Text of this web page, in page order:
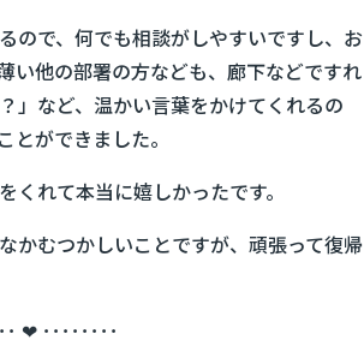
ので、何でも相談がしやすいですし、お
い他の部署の方なども、廊下などですれ
」など、温かい言葉をかけてくれるの
ができました。
れて本当に嬉しかったです。
かむつかしいことですが、頑張って復帰
❤ ････････